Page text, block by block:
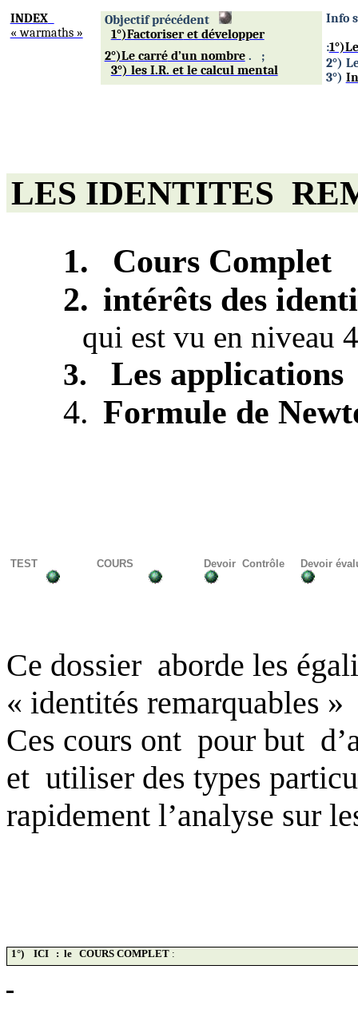
INDEX
« warmaths »
Objectif précédent
1°)Factoriseret développer
Info
:
2°)
3°)
2°)Le carréd’un nombre.
;
3°) les I.R. et le calcul mental
LES IDENTITES
1.
Cours Complet
2. intérêts des
qui est vu en niveau
3.
Les applications
4. Formule de
TEST COURS Devoir Contrôle Devoir
Ce dossier aborde les
« identités remarquables »
Ces cours ont pour but
et utiliser des types
rapidement l’analyse sur
1°) ICI : le COURS COMPLET: